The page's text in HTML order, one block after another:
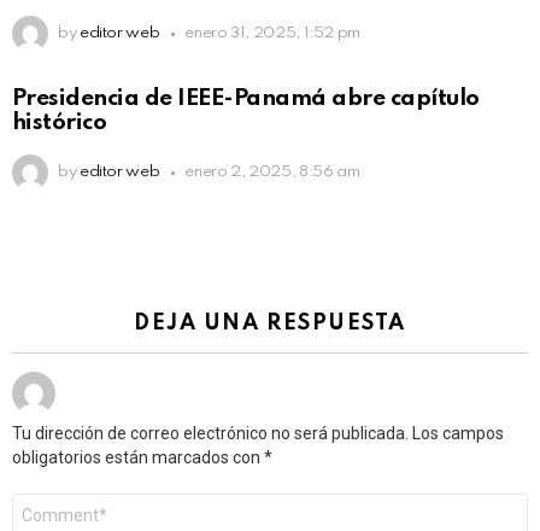
by editor web enero 31, 2025, 1:52 pm
Presidencia de IEEE-Panamá abre capítulo
histórico
by editor web enero 2, 2025, 8:56 am
DEJA UNA RESPUESTA
Tu dirección de correo electrónico no será publicada.
Los campos
obligatorios están marcados con *